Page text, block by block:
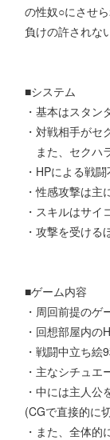
の性奴○にさせ
負けの許されな
■システム
・基本はスタン
・対戦相手がセ
また、セクハ
・HPによる戦
・性感攻撃は
・スキルはサ
・攻撃を受け
■ゲーム内容
・周回前提の
・回想部屋内
・戦闘中立ち
・主なシチュ
・中には主人
(CGで直接的に
・また、全体的